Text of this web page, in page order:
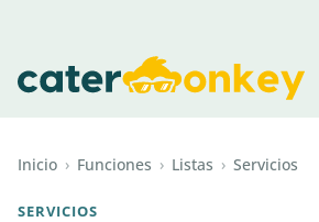
Inicio › Funciones › Listas › Servicios
SERVICIOS